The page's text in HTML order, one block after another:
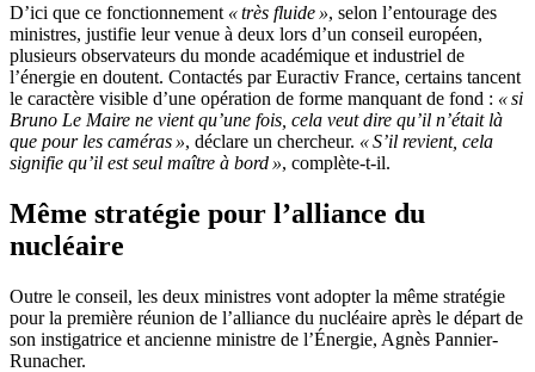
D’ici que ce fonctionnement « très fluide », selon l’entourage des
ministres, justifie leur venue à deux lors d’un conseil européen,
plusieurs observateurs du monde académique et industriel de
l’énergie en doutent. Contactés par Euractiv France, certains tancent
le caractère visible d’une opération de forme manquant de fond : « si
Bruno Le Maire ne vient qu’une fois, cela veut dire qu’il n’était là
que pour les caméras », déclare un chercheur. « S’il revient, cela
signifie qu’il est seul maître à bord », complète-t-il.
Même stratégie pour l’alliance du
nucléaire
Outre le conseil, les deux ministres vont adopter la même stratégie
pour la première réunion de l’alliance du nucléaire après le départ de
son instigatrice et ancienne ministre de l’Énergie, Agnès Pannier-
Runacher.